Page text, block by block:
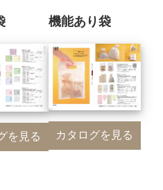
を見る
機能あり袋
カタログを見る